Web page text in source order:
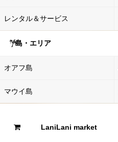
レンタル＆サービス
島・エリア
オアフ島
マウイ島
LaniLani market